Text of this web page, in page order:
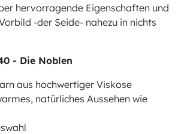
hervorragende Eigenschaften und
-der Seide- nahezu in nichts
- Die Noblen
aus hochwertiger Viskose
natürliches Aussehen wie